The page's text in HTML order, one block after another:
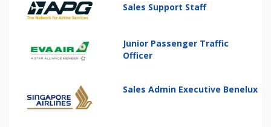
Sales Support Staff
Junior Passenger Traffic
Officer
Sales Admin Executive Benelux